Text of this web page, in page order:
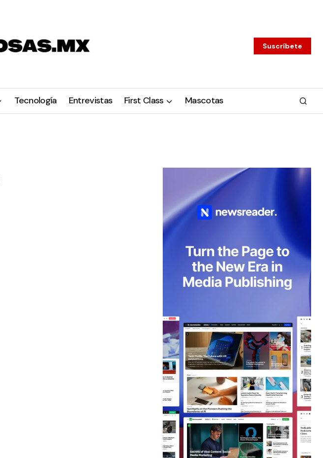
Suscríbete
Tecnología Entrevistas First Class Mascotas